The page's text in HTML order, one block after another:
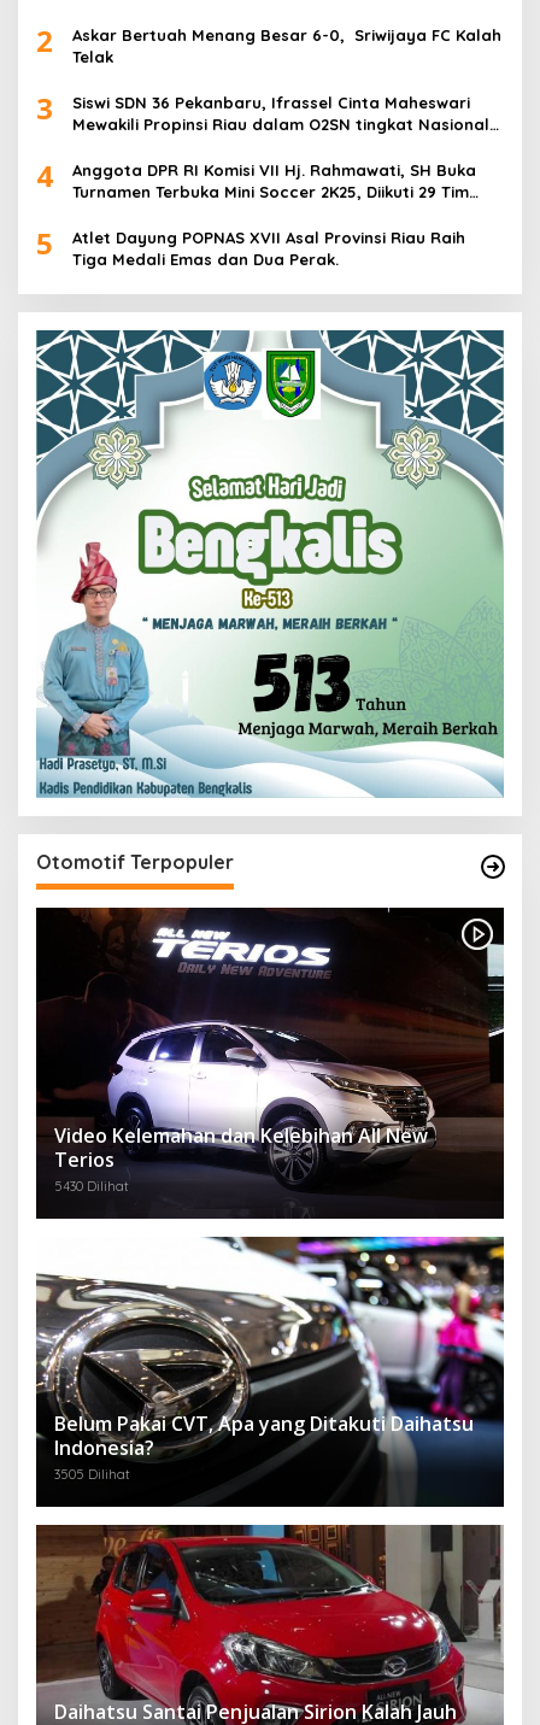
2
Askar Bertuah Menang Besar 6-0, Sriwijaya FC Kalah
Telak
3
Siswi SDN 36 Pekanbaru, Ifrassel Cinta Maheswari
Mewakili Propinsi Riau dalam O2SN tingkat Nasional
4
Anggota DPR RI Komisi VII Hj. Rahmawati, SH Buka
Turnamen Terbuka Mini Soccer 2K25, Diikuti 29 Tim
5
Atlet Dayung POPNAS XVII Asal Provinsi Riau Raih
Tiga Medali Emas dan Dua Perak.
Otomotif Terpopuler
Video Kelemahan dan Kelebihan All New
Terios
5430 Dilihat
Belum Pakai CVT, Apa yang Ditakuti Daihatsu
Indonesia?
3505 Dilihat
Daihatsu Santai Penjualan Sirion Kalah Jauh